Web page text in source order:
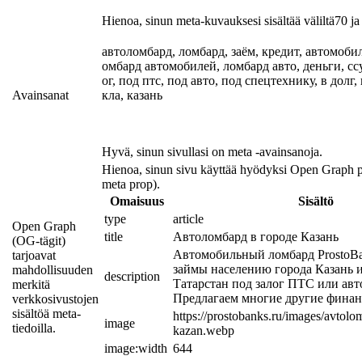
Hienoa, sinun meta-kuvauksesi sisältää väliltä70
Avainsanat
автоломбард, ломбард, заём, кредит,
омбард автомобилей, ломбард авто, деньги,
ог, под птс, под авто, под спецтехнику, в
кла, казань
Hyvä, sinun sivullasi on meta -avainsanoja.
Open Graph
(OG-tägit)
tarjoavat
mahdollisuuden
merkitä
verkkosivustojen
sisältöä meta-
tiedoilla.
Hienoa, sinun sivu käyttää hyödyksi Open Graph
meta prop).
Omaisuus
Sisältö
type
article
title
Автоломбард в городе Казань
description
Автомобильный ломбард
займы населению города Казань
Татарстан под залог ПТС или
Предлагаем многие другие
image
https://prostobanks.ru/images/
kazan.webp
image:width 644